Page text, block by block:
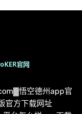
悟空德州app官
官方下载网址